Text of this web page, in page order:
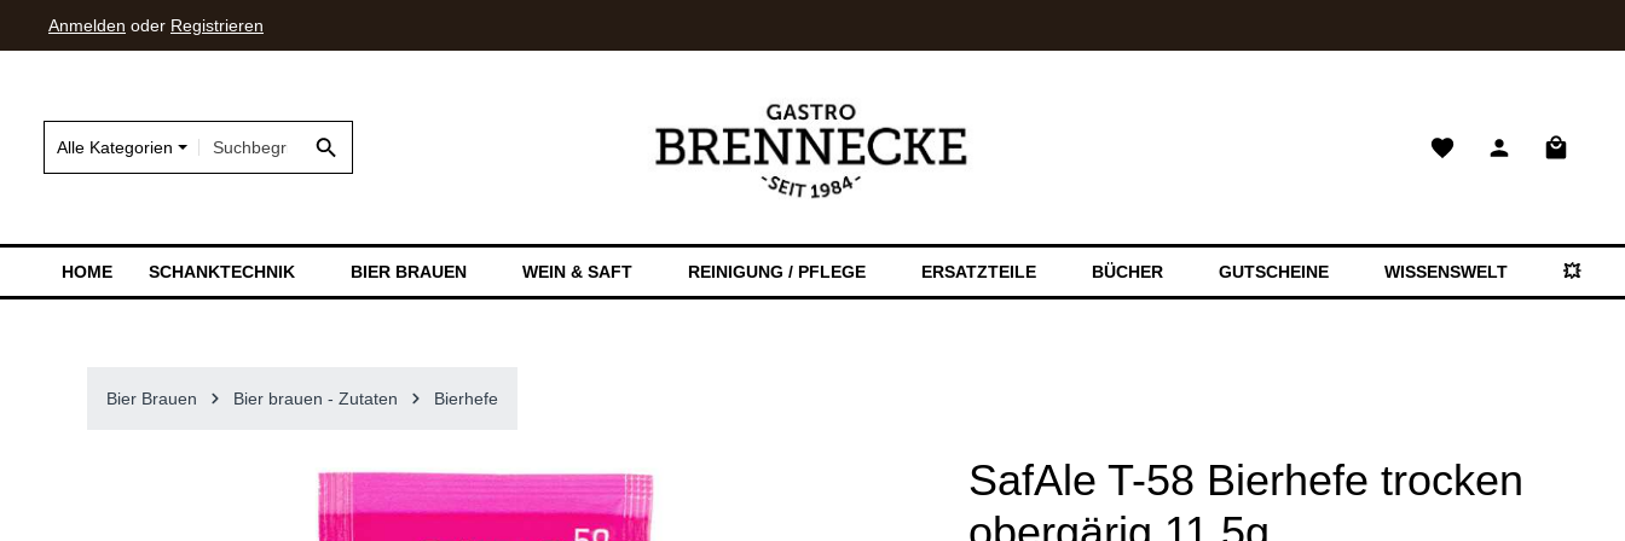
Zur Hauptnavigation springen
Anmelden oder Registrieren
Alle Kategorien
HOME SCHANKTECHNIK BIER BRAUEN WEIN & SAFT REINIGUNG / PFLEGE ERSATZTEILE BÜCHER GUTSCHEINE WISSENSWELT 💥
Bier Brauen Bier brauen - Zutaten Bierhefe
SafAle T-58 Bierhefe trocken